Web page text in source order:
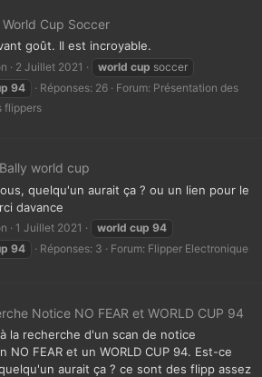
World Cup Soccer
goût. Il est incroyable.
2 Juillet 2021 world cup soccer
94 Réponses: 26 Forum: Présentation des
flippers
world cup
quelqu'un aurait ça ? ou un lien pour le
davance
1 Juillet 2021 world cup 94
94 Réponses: 3 Forum: Flipper Electronique
Notice NO FEAR et WORLD CUP 94
la recherche d'un scan de notice
NO FEAR et un WORLD CUP 94. Est-ce
aurait ça ? ce sont des flipp assez